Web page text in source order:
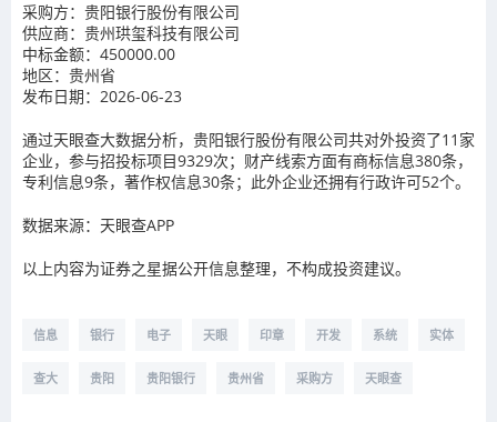
采购方：贵阳银行股份有限公司
供应商：贵州珙玺科技有限公司
中标金额：450000.00
地区：贵州省
发布日期：2026-06-23
通过天眼查大数据分析，贵阳银行股份有限公司共对外投资了11家
企业，参与招投标项目9329次；财产线索方面有商标信息380条，
专利信息9条，著作权信息30条；此外企业还拥有行政许可52个。
数据来源：天眼查APP
以上内容为证券之星据公开信息整理，不构成投资建议。
信息 银行 电子 天眼 印章 开发 系统 实体
查大 贵阳 贵阳银行 贵州省 采购方 天眼查